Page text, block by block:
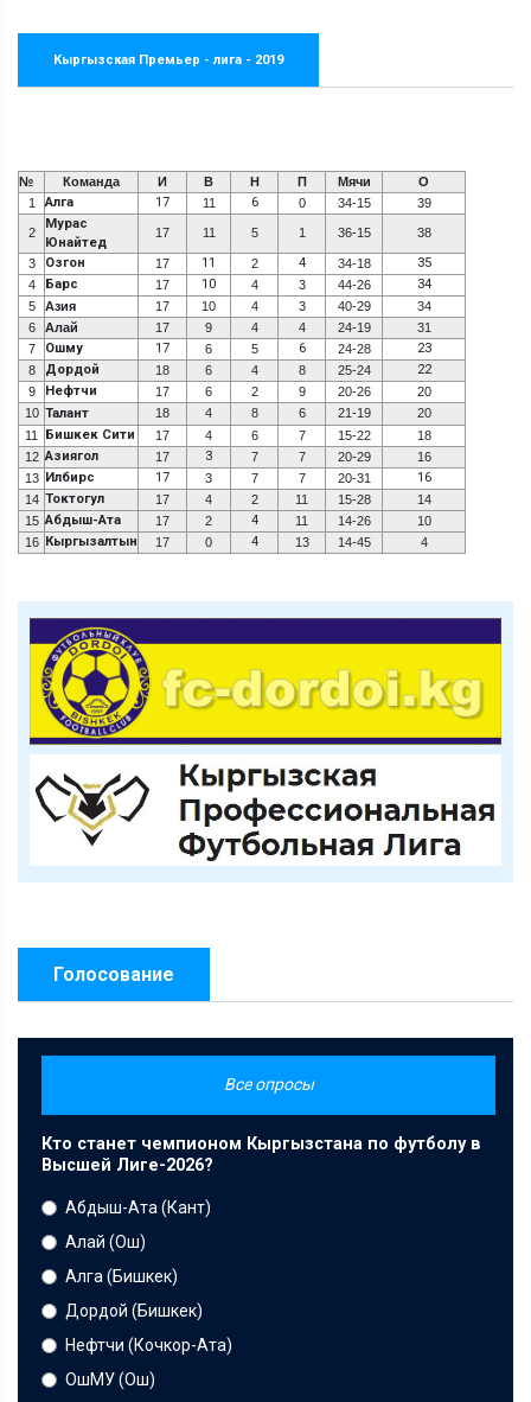
Кыргызская Премьер - лига - 2019
№ Команда И В Н П Мячи
О
1
Алга 17 11 6 0 34-15 39
2
Мурас
Юнайтед
17 11 5 1 36-15 38
3 Озгон 17 11 2 4 34-18 35
4 Барс 17 10 4 3 44-26 34
5 Азия 17 10 4 3 40-29
34
6
Алай 17 9 4 4 24-19
31
7
Ошму 17 6 5 6 24-28 23
8 Дордой 18 6 4 8 25-24 22
9 Нефтчи 17 6 2 9 20-26
20
10 Талант 18 4 8 6 21-19
20
11
Бишкек Сити 17 4 6 7 15-22
18
12 Азиягол 17 3 7 7 20-29
16
13 Илбирс 17 3 7 7 20-31 16
14 Токтогул 17 4 2 11 15-28
14
15 Абдыш-Ата 17 2 4 11 14-26
10
16 Кыргызалтын 17 0 4 13 14-45 4
Голосование
Все опросы
Кто станет чемпионом Кыргызстана по футболу в
Высшей Лиге-2026?
Абдыш-Ата (Кант)
Алай (Ош)
Алга (Бишкек)
Дордой (Бишкек)
Нефтчи (Кочкор-Ата)
ОшМУ (Ош)